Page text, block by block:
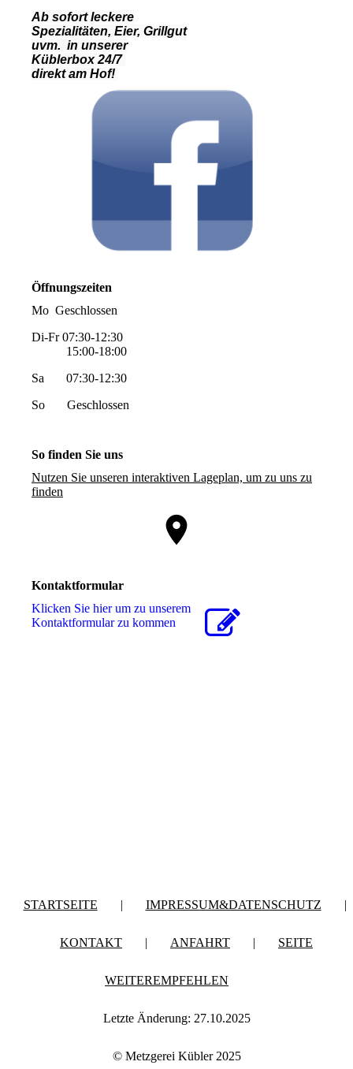
Ab sofort leckere
Spezialitäten, Eier, Grillgut
uvm. in unserer
Küblerbox 24/7
direkt am Hof!
Öffnungszeiten
Mo Geschlossen
Di-Fr 07:30-12:30
15:00-18:00
Sa 07:30-12:30
So Geschlossen
So finden Sie uns
Nutzen Sie unseren interaktiven La­ge­plan, um zu uns zu
finden
Kontaktformular
Klicken Sie hier um zu unserem
Kon­takt­for­mu­lar zu kommen
STARTSEITE | IMPRESSUM&DATENSCHUTZ |
KONTAKT | ANFAHRT | SEITE
WEITEREMPFEHLEN
Letzte Änderung: 27.10.2025
© Metzgerei Kübler 2025